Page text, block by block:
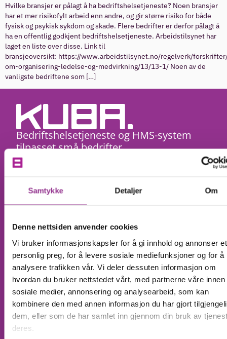
Samtykke Detaljer Om
Denne nettsiden anvender cookies
Vi bruker informasjonskapsler for å gi innhold og annonser et
personlig preg, for å levere sosiale mediefunksjoner og for å
analysere trafikken vår. Vi deler dessuten informasjon om
hvordan du bruker nettstedet vårt, med partnerne våre innen
sosiale medier, annonsering og analysearbeid, som kan
kombinere den med annen informasjon du har gjort
dem, eller som de har samlet inn gjennom din bruk av
deres.
Hvilke bransjer er pålagt å ha bedriftshelsetjeneste? Noen bransjer
har et mer risikofylt arbeid enn andre, og gir større risiko for både
fysisk og psykisk sykdom og skade. Flere bedrifter er derfor pålagt å
ha en offentlig godkjent bedriftshelsetjeneste. Arbeidstilsynet har
laget en liste over disse. Link til
bransjeoversikt: https://www.arbeidstilsynet.no/regelverk/
om-organisering-ledelse-og-medvirkning/13/13-1/ Noen av de
vanligste bedriftene som […]
Bedriftshelsetjeneste og HMS-system
tilpasset små bedrifter. ​
Produkter
HMS-system
Kurs
IK-mat
Adminkontroll
Rådgivning
Funksjoner
Om Kuba
Ansatte
Partner
Kontakt